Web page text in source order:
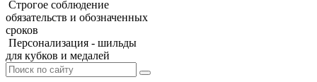
Строгое соблюдение
обязательств и обозначенных
сроков
Персонализация - шильды
для кубков и медалей